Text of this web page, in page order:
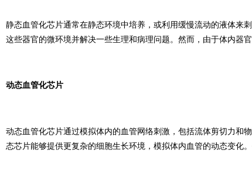
静态血管化芯片通常在静态环境中培养，或利用缓慢流动的液体来
这些器官的微环境并解决一些生理和病理问题。然而，由于体内器
动态血管化芯片
动态血管化芯片通过模拟体内的血管网络刺激，包括流体剪切力和
态芯片能够提供更复杂的细胞生长环境，模拟体内血管的动态变化